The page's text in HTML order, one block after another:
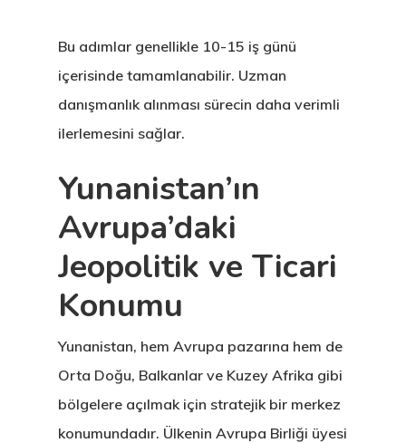
Bu adımlar genellikle 10-15 iş günü
içerisinde tamamlanabilir. Uzman
danışmanlık alınması sürecin daha verimli
ilerlemesini sağlar.
Yunanistan’ın
Avrupa’daki
Jeopolitik ve Ticari
Konumu
Yunanistan, hem Avrupa pazarına hem de
Orta Doğu, Balkanlar ve Kuzey Afrika gibi
bölgelere açılmak için stratejik bir merkez
konumundadır. Ülkenin Avrupa Birliği üyesi